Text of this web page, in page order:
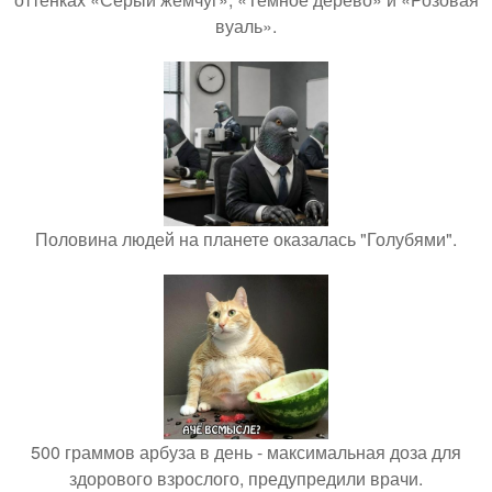
вуаль».
Половина людей на планете оказалась "Голубями".
500 граммов арбуза в день - максимальная доза для
здорового взрослого, предупредили врачи.